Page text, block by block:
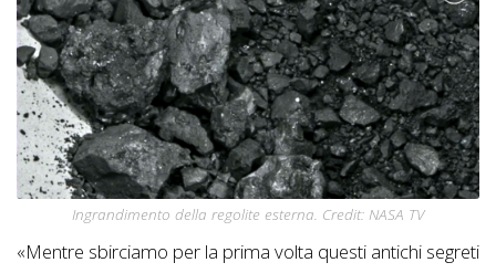
Ingrandimento della regolite esterna. Credit: NASA TV
«Mentre sbirciamo per la prima volta questi antichi segreti